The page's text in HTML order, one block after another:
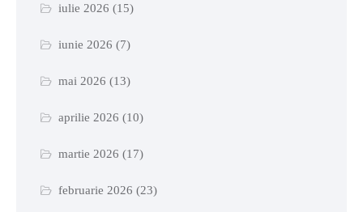
iulie 2026 (15)
iunie 2026 (7)
mai 2026 (13)
aprilie 2026 (10)
martie 2026 (17)
februarie 2026 (23)